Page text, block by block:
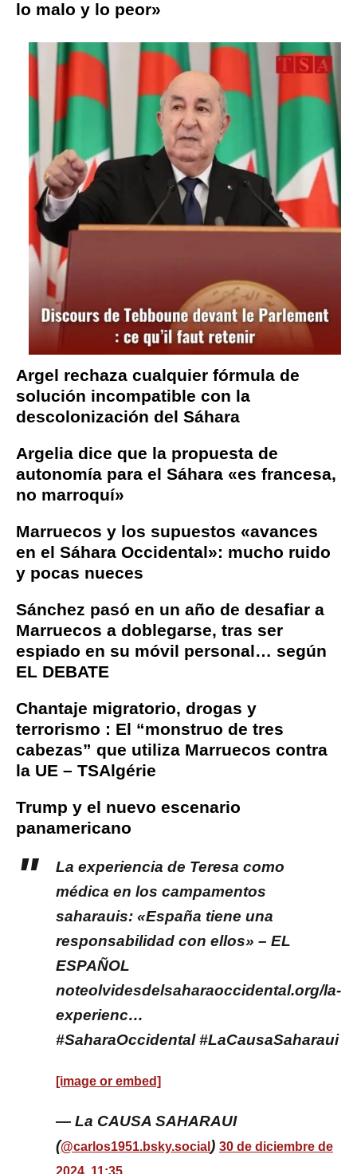
lo malo y lo peor»
Argel rechaza cualquier fórmula de
solución incompatible con la
descolonización del Sáhara
Argelia dice que la propuesta de
autonomía para el Sáhara «es francesa,
no marroquí»
Marruecos y los supuestos «avances
en el Sáhara Occidental»: mucho ruido
y pocas nueces
Sánchez pasó en un año de desafiar a
Marruecos a doblegarse, tras ser
espiado en su móvil personal… según
EL DEBATE
Chantaje migratorio, drogas y
terrorismo : El “monstruo de tres
cabezas” que utiliza Marruecos contra
la UE – TSAlgérie
Trump y el nuevo escenario
panamericano
La experiencia de Teresa como
médica en los campamentos
saharauis: «España tiene una
responsabilidad con ellos» – EL
ESPAÑOL
noteolvidesdelsaharaoccidental.org/la-
experienc…
#SaharaOccidental #LaCausaSaharaui
[image or embed]
— La CAUSA SAHARAUI
(@carlos1951.bsky.social ) 30 de diciembre de